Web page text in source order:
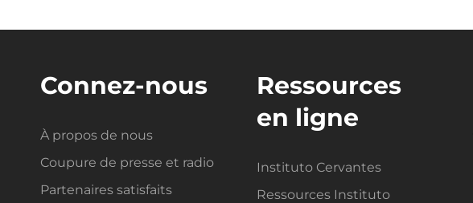
Connez-nous
À propos de nous
Coupure de presse et radio
Partenaires satisfaits
Ressources
en ligne
Instituto Cervantes
Ressources Instituto